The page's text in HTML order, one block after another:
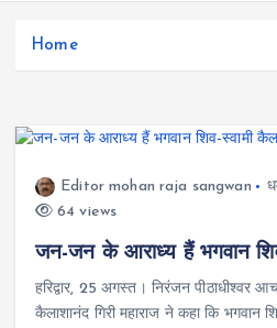
Home
Editor mohan raja sangwan
64 views
जन-जन के आराध्य हैं भगवान
हरिद्वार, 25 अगस्त। निरंजन पीठाधीश्वर
कैलाशानंद गिरी महाराज ने कहा कि